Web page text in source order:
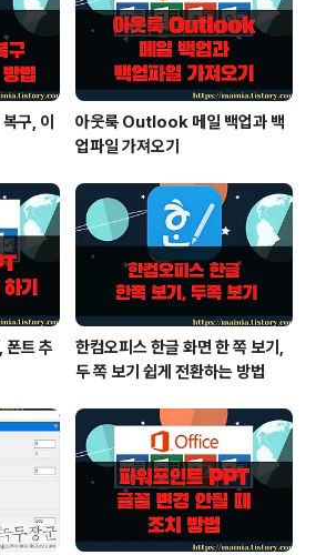
구, 이
아웃룩 Outlook 메일 백업과 백
업파일 가져오기
폰트 추
한컴오피스 한글 화면 한 쪽 보기,
두 쪽 보기 쉽게 전환하는 방법